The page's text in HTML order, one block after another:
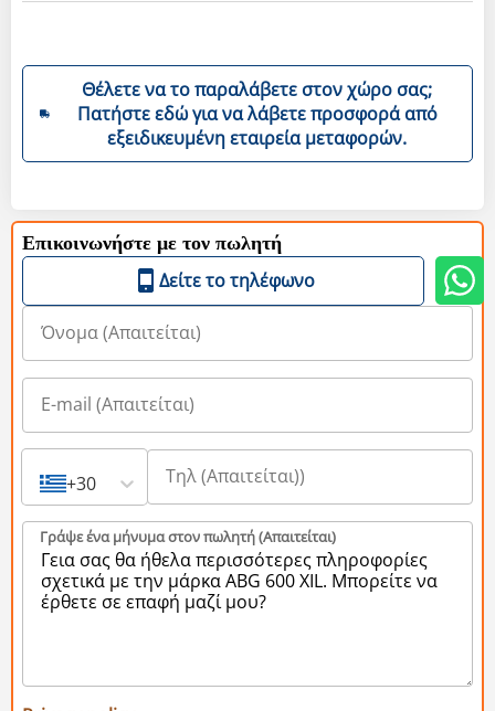
Θέλετε να το παραλάβετε στον χώρο σας;
Πατήστε εδώ για να λάβετε προσφορά από
εξειδικευμένη εταιρεία μεταφορών.
Επικοινωνήστε με τον πωλητή
Δείτε το τηλέφωνο
+30
Γράψε ένα μήνυμα στον πωλητή (Aπαιτείται)